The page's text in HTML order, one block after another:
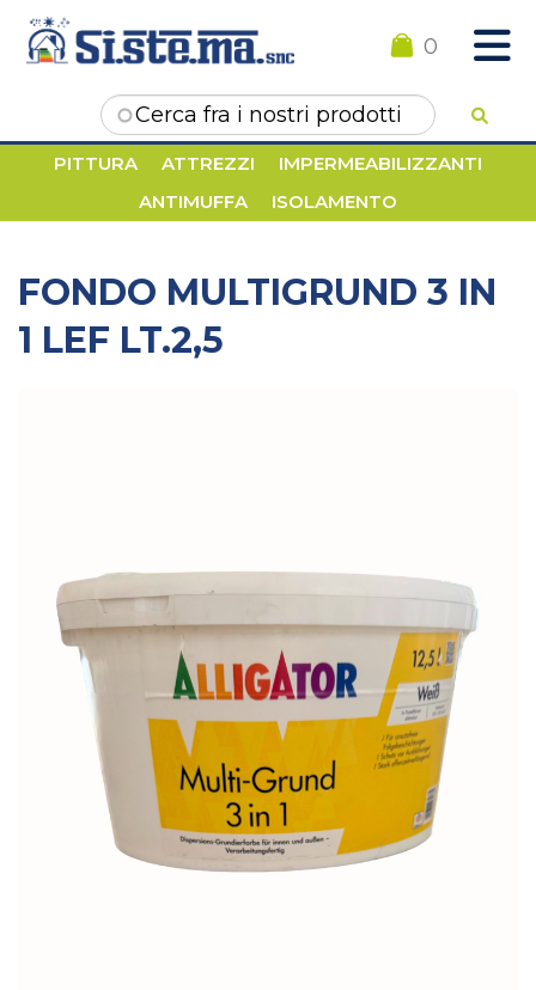
0
Form di ricerca
PITTURA ATTREZZI
IMPERMEABILIZZANTI
ANTIMUFFA
ISOLAMENTO
FONDO MULTIGRUND 3 IN
1 LEF LT.2,5